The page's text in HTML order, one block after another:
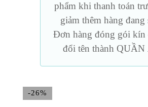
phẩm khi thanh toán
giảm thêm hàng đang
Đơn hàng đóng gói kín
đổi tên thành QUẦN
-26%